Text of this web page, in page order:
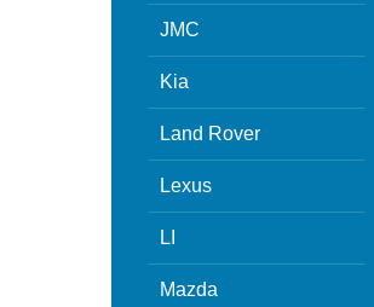
JMC
Kia
Land Rover
Lexus
LI
Mazda